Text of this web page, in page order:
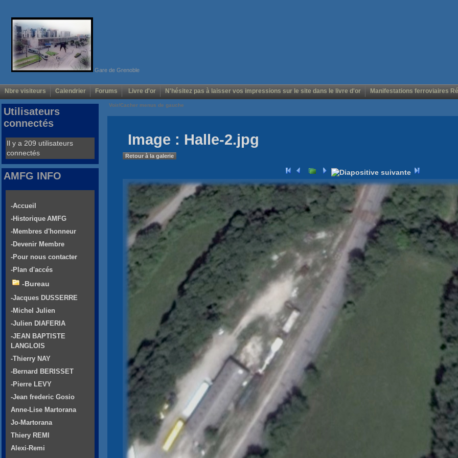
Gare de Grenoble
Nbre visiteurs Calendrier Forums Livre d'or N'hésitez pas à laisser vos impressions sur le site dans le livre d'or Manifestations ferroviaires
Voir/Cacher menus de gauche
Image : Halle-2.jpg
Retour à la galerie
Utilisateurs
connectés
Il y a 209 utilisateurs
connectés
AMFG INFO
-Accueil
-Historique AMFG
-Membres d'honneur
-Devenir Membre
-Pour nous contacter
-Plan d'accés
-Bureau
-Jacques DUSSERRE
-Michel Julien
-Julien DIAFERIA
-JEAN BAPTISTE
LANGLOIS
-Thierry NAY
-Bernard BERISSET
-Pierre LEVY
-Jean frederic Gosio
Anne-Lise Martorana
Jo-Martorana
Thiery REMI
Alexi-Remi